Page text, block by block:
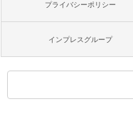
プライバシーポリシー
インプレスグループ